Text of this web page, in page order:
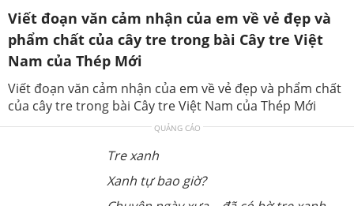
Viết đoạn văn cảm nhận của em về vẻ đẹp và
phẩm chất của cây tre trong bài Cây tre Việt
Nam của Thép Mới
Viết đoạn văn cảm nhận của em về vẻ đẹp và phẩm chất
của cây tre trong bài Cây tre Việt Nam của Thép Mới
QUẢNG CÁO
Tre xanh
Xanh tự bao giờ?